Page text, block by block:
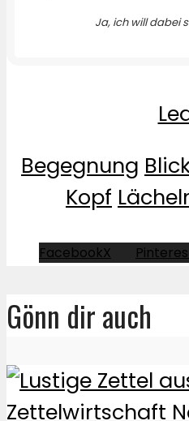
Ja, ich will dabei
Begegnung
Kopf
FacebookX
Gönn dir auch